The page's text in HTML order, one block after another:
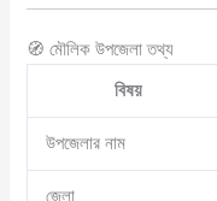
🧭 মৌলিক উপজেলা তথ্য
বিষয়
উপজেলার নাম
জেলা